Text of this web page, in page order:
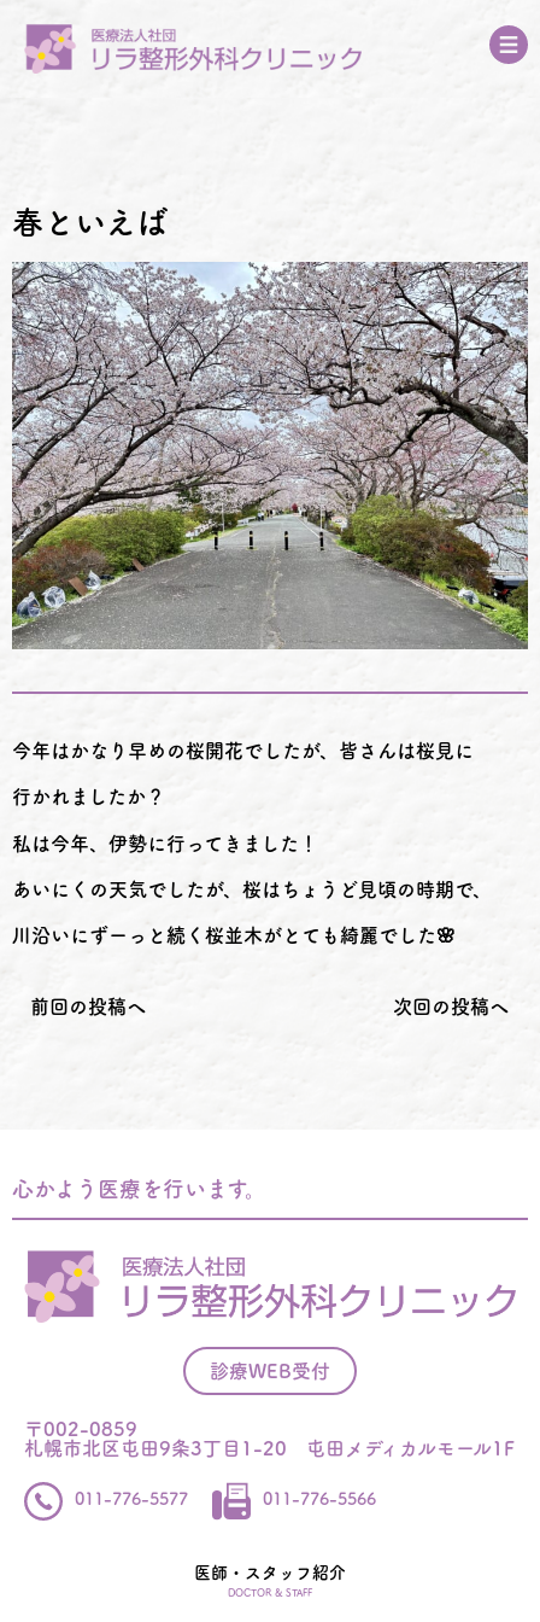
春といえば
今年はかなり早めの桜開花でしたが、皆さんは桜見に
行かれましたか？
私は今年、伊勢に行ってきました！
あいにくの天気でしたが、桜はちょうど見頃の時期で、
川沿いにずーっと続く桜並木がとても綺麗でした🌸
前回の投稿へ 次回の投稿へ
心かよう医療を行います。
診療WEB受付
〒002-0859
札幌市北区屯田9条3丁目1-20 屯田メディカルモール1F
011-776-5577 011-776-5566
医師・スタッフ紹介
DOCTOR & STAFF